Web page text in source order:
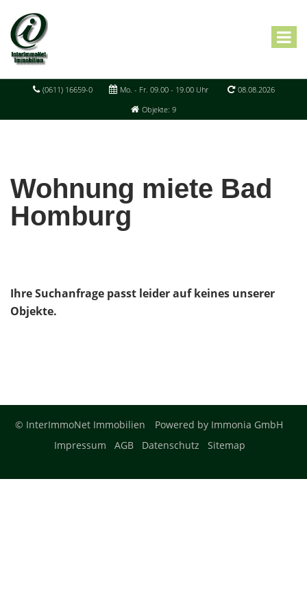
(0611) 16659-0 Mo. - Fr. 09.00 - 19.00 Uhr
08.08.2026
Objekte: 9
Wohnung miete Bad
Homburg
Ihre Suchanfrage passt leider auf keines unserer
Objekte.
© InterImmoNet Immobilien Powered by Immonia GmbH
Impressum
AGB Datenschutz Sitemap